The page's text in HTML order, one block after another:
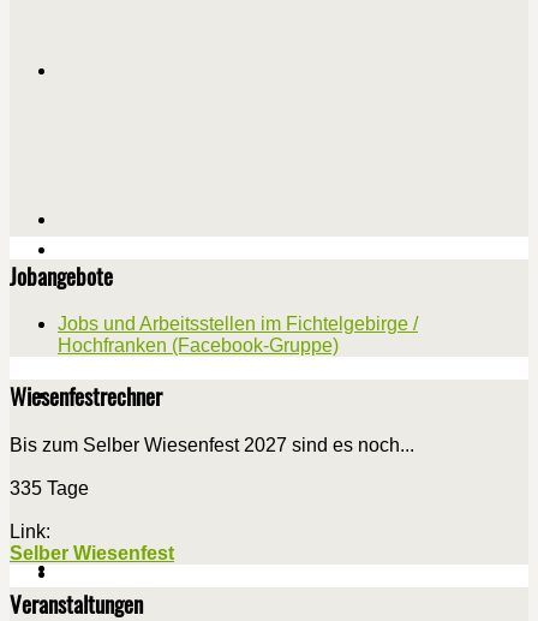
Jobangebote
Jobs und Arbeitsstellen im Fichtelgebirge /
Hochfranken (Facebook-Gruppe)
Wiesenfestrechner
Bis zum Selber Wiesenfest 2027 sind es noch...
335 Tage
Link:
Selber Wiesenfest
Veranstaltungen